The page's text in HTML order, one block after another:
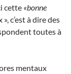
cette «bonne
c’est à dire des
toutes à
mentaux